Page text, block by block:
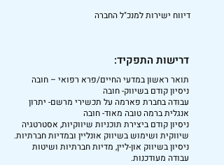
דיווח ישירות למנכ"ל החברה
דרישות התפקיד:
תואר ראשון במדעי החיים/פרא רפואי – חובה
ניסיון קודם בשיווק- חובה
עבודה בחברת פארמה על תכשירי מרשם- יתרון
אנגלית ברמה טובה מאוד- חובה
ניסיון קודם ביצירת תוכניות שיווקיות, אסטרטגיה
שיווקית ושימוש בשיווק אונליין ובמדיות חברתיות.
ניסיון בשיווק און-ליין, מדיות חברתיות ושיטות
עבודה מעודכנות.